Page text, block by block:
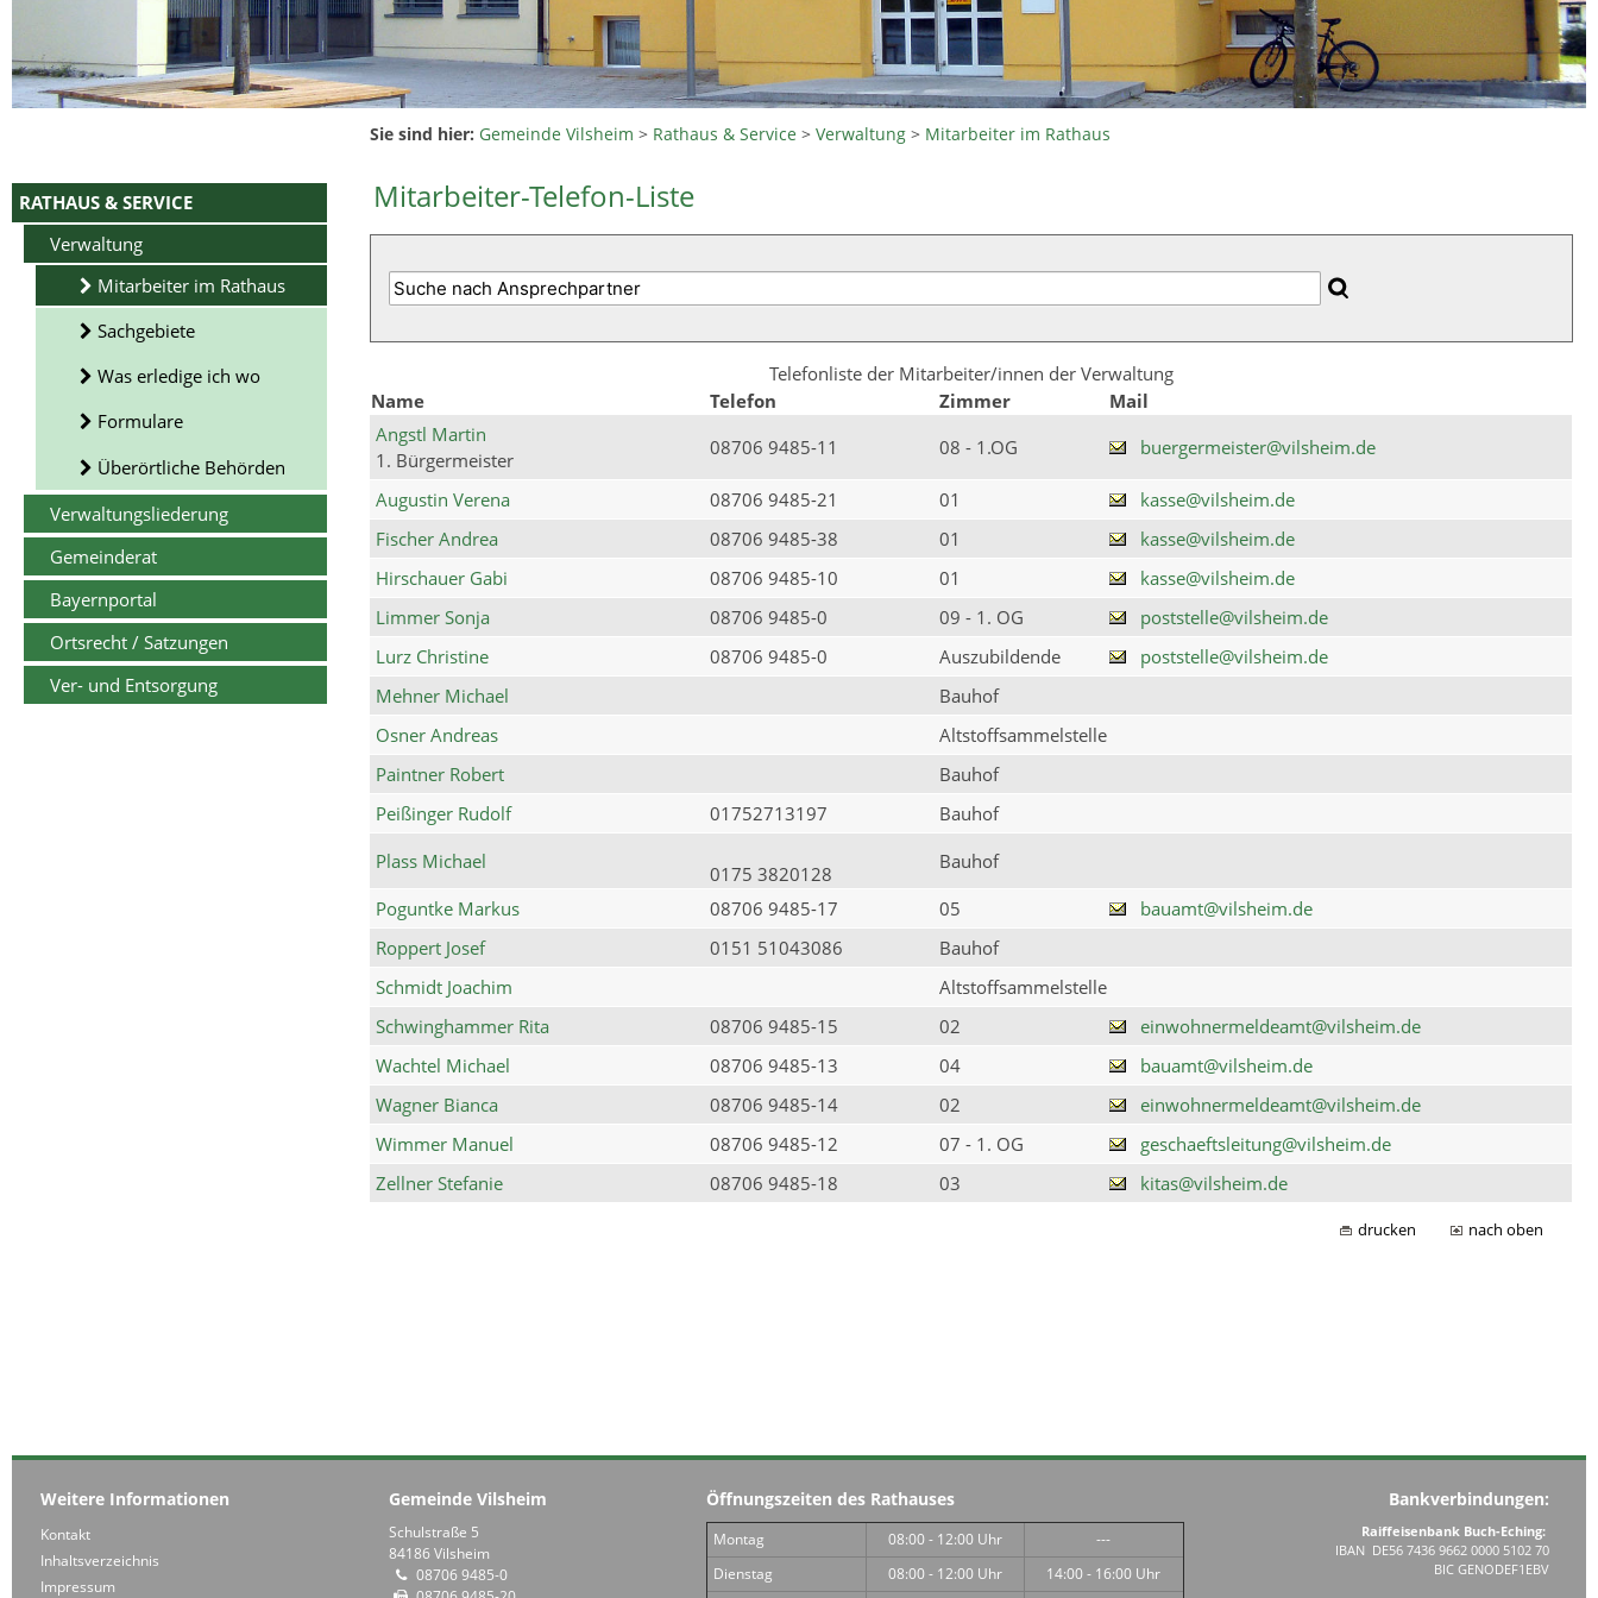
RATHAUS & SERVICE
Verwaltung
Mitarbeiter im Rathaus
Sachgebiete
Was erledige ich wo
Formulare
Überörtliche Behörden
Verwaltungsliederung
Gemeinderat
Bayernportal
Ortsrecht / Satzungen
Ver- und Entsorgung
Sie sind hier: Gemeinde Vilsheim > Rathaus & Service >Verwaltung > Mitarbeiter im Rathaus
Mitarbeiter-Telefon-Liste
Telefonliste der Mitarbeiter/innen der Verwaltung
Name
Telefon Zimmer
Mail
Angstl Martin
1. Bürgermeister
08706 9485-11 08 - 1.OG buergermeister@vilsheim.de
Augustin Verena 08706 9485-21 01
kasse@vilsheim.de
Fischer Andrea
08706 9485-38 01
kasse@vilsheim.de
Hirschauer Gabi
08706 9485-10 01
kasse@vilsheim.de
Limmer Sonja
08706 9485-0 09 - 1. OG
poststelle@vilsheim.de
Lurz Christine
08706 9485-0 Auszubildende
poststelle@vilsheim.de
Mehner Michael
Bauhof
Osner Andreas
Altstoffsammelstelle
Paintner Robert
Bauhof
Peißinger Rudolf
01752713197
Bauhof
Plass Michael
0175 3820128
Bauhof
Poguntke Markus
08706 9485-17 05
bauamt@vilsheim.de
Roppert Josef
0151 51043086
Bauhof
Schmidt Joachim
Altstoffsammelstelle
Schwinghammer Rita
08706 9485-15 02
einwohnermeldeamt@vilsheim.de
Wachtel Michael
08706 9485-13 04
bauamt@vilsheim.de
Wagner Bianca
08706 9485-14 02
einwohnermeldeamt@vilsheim.de
Wimmer Manuel
08706 9485-12 07 - 1. OG
geschaeftsleitung@vilsheim.de
Zellner Stefanie
08706 9485-18 03 kitas@vilsheim.de
drucken nach oben
Weitere Informationen
Kontakt
Inhaltsverzeichnis
Impressum
Gemeinde Vilsheim
Schulstraße 5
84186 Vilsheim
08706 9485-0
Öffnungszeiten des Rathauses
Montag 08:00 - 12:00 Uhr
---
Dienstag
08:00 - 12:00 Uhr
14:00 - 16:00 Uhr
Bankverbindungen:
Raiffeisenbank Buch-Eching:
IBAN DE56 7436 9662 0000 5102 70
BIC GENODEF1EBV